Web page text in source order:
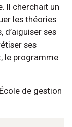
Il cherchait un
les théories
ses
ses
le programme
de gestion